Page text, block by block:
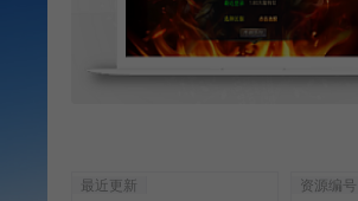
最近更新
资源编号